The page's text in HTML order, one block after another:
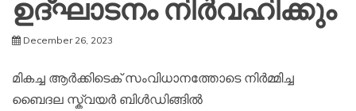
ഉദ്ഘാടനം നിർവഹിക്കും
December 26, 2023
മികച്ച ആർക്കിടെക് സംവിധാനത്തോടെ നിർമ്മിച്ച
ബൈദല സ്ക്വയർ ബിൾഡിങ്ങിൽ